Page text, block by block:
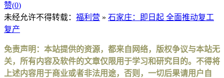
赞(0)
未经允许不得转载： 福利营 » 石家庄：即日起 全面推动复工
复产
免责声明：本站提供的资源，都来自网络，版权争议与本站无
关，所有内容及软件的文章仅限用于学习和研究目的。不得将
上述内容用于商业或者非法用途，否则，一切后果请用户自